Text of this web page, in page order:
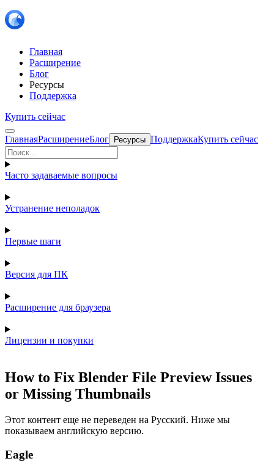
Главная
Расширение
Блог
Ресурсы
Поддержка
Купить сейчас
ГлавнаяРасширениеБлог Ресурсы ПоддержкаКупить сейчас
Часто задаваемые вопросы
Устранение неполадок
Первые шаги
Версия для ПК
Расширение для браузера
Лицензии и покупки
How to Fix Blender File Preview Issues
or Missing Thumbnails
Этот контент еще не переведен на Русский. Ниже мы
показываем английскую версию.
Eagle